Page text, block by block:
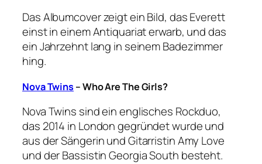
Das Albumcover zeigt ein Bild, das Everett
einst in einem Antiquariat erwarb, und das
ein Jahrzehnt lang in seinem Badezimmer
hing.
Nova Twins– Who Are The Girls?
Nova Twins sind ein englisches Rockduo,
das 2014 in London gegründet wurde und
aus der Sängerin und Gitarristin Amy Love
und der Bassistin Georgia South besteht.